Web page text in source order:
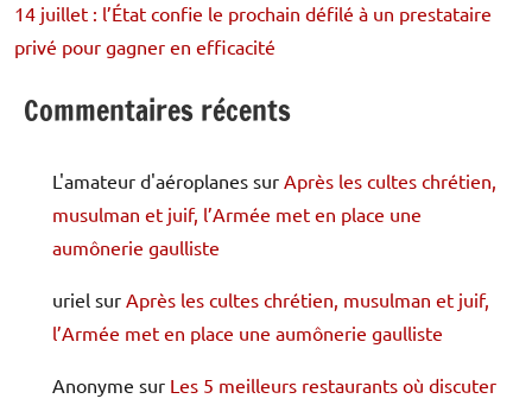
14 juillet : l’État confie le prochain défilé à un prestataire
privé pour gagner en efficacité
Commentaires récents
L'amateur d'aéroplanes sur Après les cultes chrétien,
musulman et juif, l’Armée met en place une
aumônerie gaulliste
uriel sur Après les cultes chrétien, musulman et juif,
l’Armée met en place une aumônerie gaulliste
Anonyme sur Les 5 meilleurs restaurants où discuter